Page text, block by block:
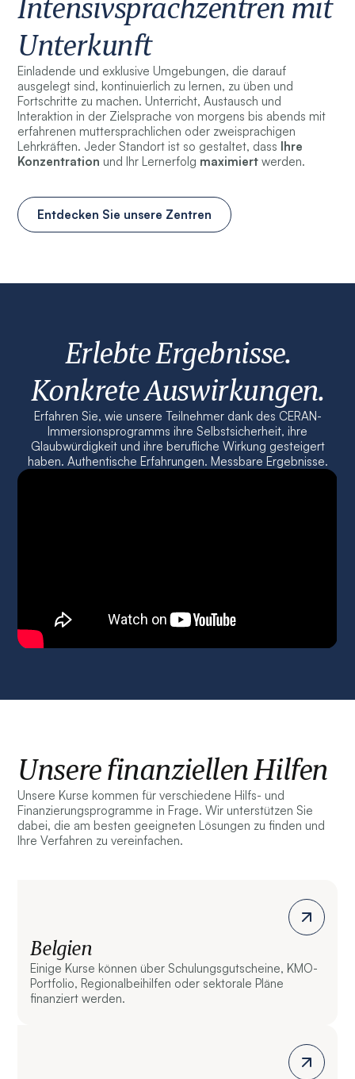
Intensivsprachzentren mit
Unterkunft
Einladende und exklusive Umgebungen, die darauf
ausgelegt sind, kontinuierlich zu lernen, zu üben und
Fortschritte zu machen. Unterricht, Austausch und
Interaktion in der Zielsprache von morgens bis abends mit
erfahrenen muttersprachlichen oder zweisprachigen
Lehrkräften. Jeder Standort ist so gestaltet, dass Ihre
Konzentration und Ihr Lernerfolg maximiertwerden.
Entdecken Sie unsere Zentren
Erlebte Ergebnisse.
Konkrete Auswirkungen.
Erfahren Sie, wie unsere Teilnehmer dank des CERAN-
Immersionsprogramms ihre Selbstsicherheit, ihre
Glaubwürdigkeit und ihre berufliche Wirkung gesteigert
haben. Authentische Erfahrungen. Messbare Ergebnisse.
Unsere finanziellen Hilfen
Unsere Kurse kommen für verschiedene Hilfs- und
Finanzierungsprogramme in Frage. Wir unterstützen Sie
dabei, die am besten geeigneten Lösungen zu finden und
Ihre Verfahren zu vereinfachen.
Belgien
Einige Kurse können über Schulungsgutscheine, KMO-
Portfolio, Regionalbeihilfen oder sektorale Pläne
finanziert werden.